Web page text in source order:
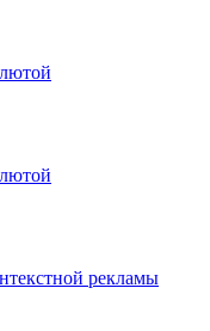
рекламы